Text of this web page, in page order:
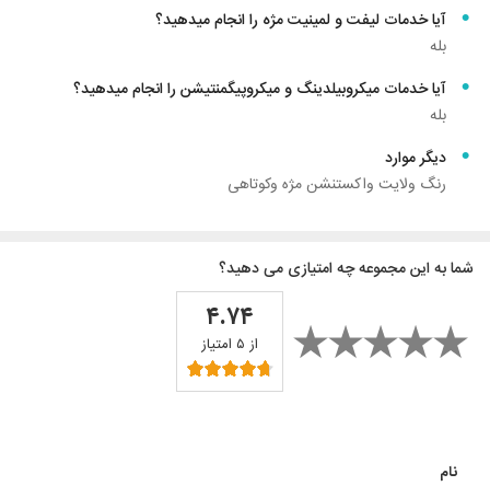
شما به این مجموعه چه امتیازی می دهید؟
۴.۷۴
از ۵ امتیاز
آیا خدمات لیفت و لمینیت مژه را انجام میدهید؟
بله
آیا خدمات میکروبیلدینگ و میکروپیگمنتیشن را انجام میدهید؟
بله
دیگر موارد
رنگ ولایت واکستنشن مژه وکوتاهی
نام